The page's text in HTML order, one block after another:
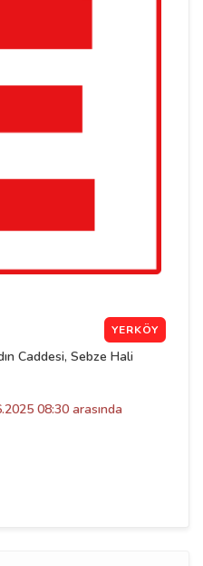
YERKÖY
Caddesi, Sebze Hali
08:30 arasında